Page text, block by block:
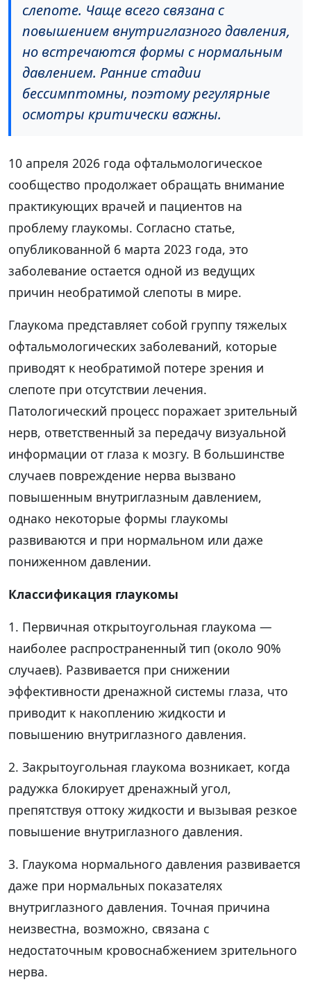
слепоте. Чаще всего связана с
повышением внутриглазного давления,
но встречаются формы с нормальным
давлением. Ранние стадии
бессимптомны, поэтому регулярные
осмотры критически важны.
10 апреля 2026 года офтальмологическое
сообщество продолжает обращать внимание
практикующих врачей и пациентов на
проблему глаукомы. Согласно статье,
опубликованной 6 марта 2023 года, это
заболевание остается одной из ведущих
причин необратимой слепоты в мире.
Глаукома представляет собой группу тяжелых
офтальмологических заболеваний, которые
приводят к необратимой потере зрения и
слепоте при отсутствии лечения.
Патологический процесс поражает зрительный
нерв, ответственный за передачу визуальной
информации от глаза к мозгу. В большинстве
случаев повреждение нерва вызвано
повышенным внутриглазным давлением,
однако некоторые формы глаукомы
развиваются и при нормальном или даже
пониженном давлении.
Классификация глаукомы
1. Первичная открытоугольная глаукома —
наиболее распространенный тип (около 90%
случаев). Развивается при снижении
эффективности дренажной системы глаза, что
приводит к накоплению жидкости и
повышению внутриглазного давления.
2. Закрытоугольная глаукома возникает, когда
радужка блокирует дренажный угол,
препятствуя оттоку жидкости и вызывая резкое
повышение внутриглазного давления.
3. Глаукома нормального давления развивается
даже при нормальных показателях
внутриглазного давления. Точная причина
неизвестна, возможно, связана с
недостаточным кровоснабжением зрительного
нерва.